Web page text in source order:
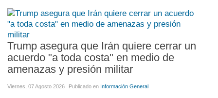
Trump asegura que Irán quiere cerrar un
acuerdo "a toda costa" en medio de
amenazas y presión militar
Viernes, 07 Agosto 2026 Publicado en Información General